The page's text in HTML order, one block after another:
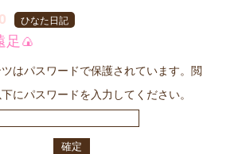
ひなた日記
足🍙
はパスワードで保護されています。閲
にパスワードを入力してください。